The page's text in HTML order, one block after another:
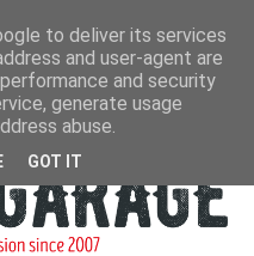
to deliver its services
and user-agent are
and security
generate usage
abuse.
GOT IT